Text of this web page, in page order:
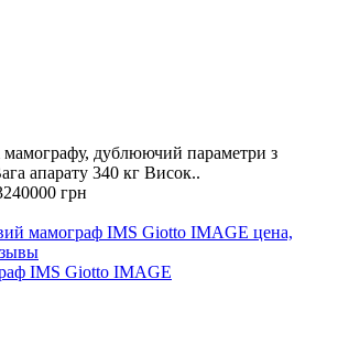
мамографу, дублюючий параметри з
апарату 340 кг Висок..
грн
IMS Giotto IMAGE